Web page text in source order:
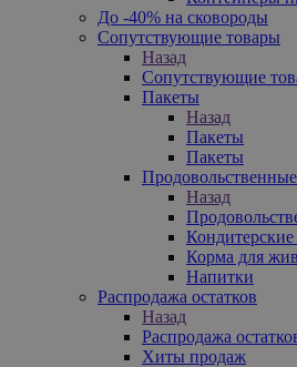
До -40% на сковороды
Сопутствующие товары
Назад
Сопутствующие
Пакеты
Назад
Пакеты
Пакеты
Назад
Кондитерские
Корма для
Напитки
Распродажа остатков
Назад
Распродажа
Хиты продаж